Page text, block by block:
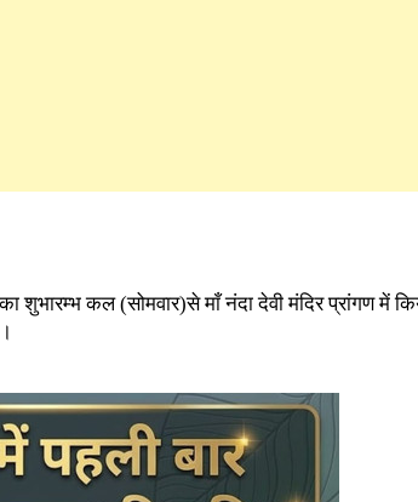
शुभारम्भ कल (सोमवार)से माँ नंदा देवी मंदिर प्रांगण में